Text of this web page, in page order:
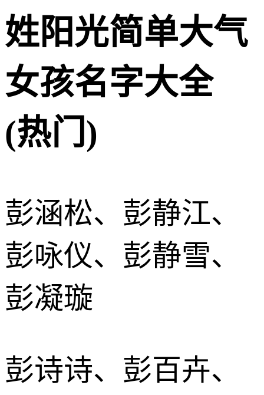
姓阳光简单大气
女孩名字大全
(热门)
彭涵松、彭静江、
彭咏仪、彭静雪、
彭凝璇
彭诗诗、彭百卉、